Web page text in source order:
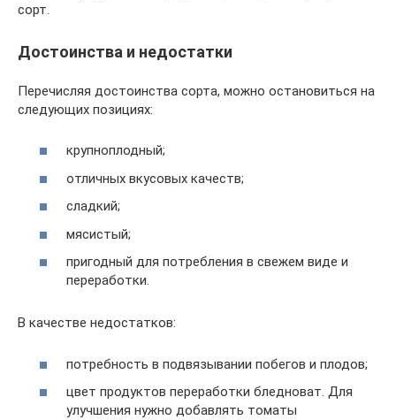
сорт.
Достоинства и недостатки
Перечисляя достоинства сорта, можно остановиться на
следующих позициях:
крупноплодный;
отличных вкусовых качеств;
сладкий;
мясистый;
пригодный для потребления в свежем виде и
переработки.
В качестве недостатков:
потребность в подвязывании побегов и плодов;
цвет продуктов переработки бледноват. Для
улучшения нужно добавлять томаты